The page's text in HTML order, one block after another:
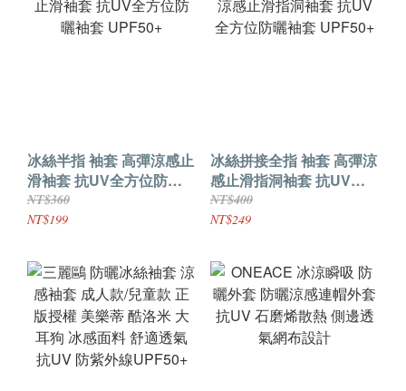
冰絲半指 袖套 高彈涼感止
滑袖套 抗UV全方位防曬
袖套 UPF50+
NT$360
NT$199
冰絲拼接全指 袖套 高彈涼
感止滑指洞袖套 抗UV全
方位防曬袖套 UPF50+
NT$400
NT$249